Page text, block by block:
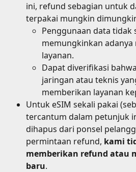
ini, refund sebagian untuk
terpakai mungkin
Penggunaan data tidak
memungkinkan adanya
layanan.
Dapat diverifikasi
jaringan atau teknis
memberikan layanan
Untuk eSIM sekali pakai
tercantum dalam petunjuk
dihapus dari ponsel
permintaan refund, kami
memberikan refund atau
baru.